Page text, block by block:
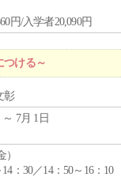
円/入学者20,090円
ける～
彰
～ 7月 1日
）
14：30／14：50～16：10